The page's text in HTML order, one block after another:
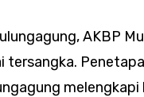
AKBP